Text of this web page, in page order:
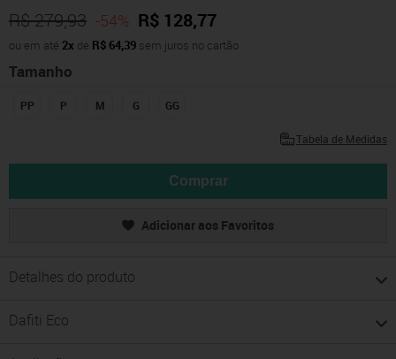
R$ 279,93 -54% R$ 128,77
ou em até 2x de R$ 64,39 sem juros no cartão
Tamanho
PP P M G GG
Tabela de Medidas
Comprar
Adicionar aos Favoritos
Detalhes do produto
Dafiti Eco